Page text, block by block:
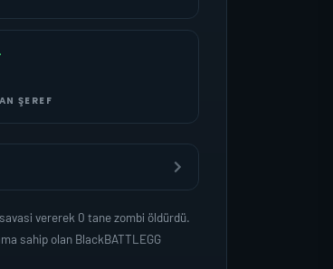
ŞEREF
vererek 0 tane zombi öldürdü.
sahip olan BlackBATTLEGG